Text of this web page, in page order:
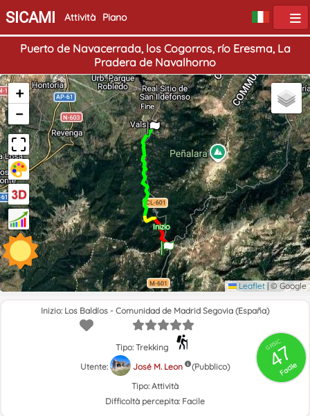
SICAMI Attività Piano
Puerto de Navacerrada, los Cogorros, río Eresma, La
Pradera de Navalhorno
Inizio
Fine
+
−
Leaflet | © Google
GRSIC
47
Facile
Inizio: Los Baldíos - Comunidad de Madrid Segovia (España)
Tipo: Trekking
Utente:
José M. Leon
(Pubblico)
Tipo: Attività
Difficoltà percepita: Facile